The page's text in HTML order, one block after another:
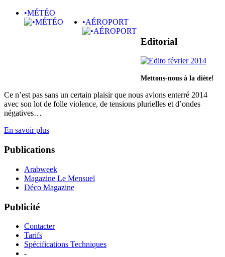
•MÉTÉO
•AÉROPORT
Editorial
Mettons-nous à la diète!
Ce n’est pas sans un certain plaisir que nous avions enterré 2014
avec son lot de folle violence, de tensions plurielles et d’ondes
négatives…
En savoir plus
Publications
Arabweek
Magazine Le Mensuel
Déco Magazine
Publicité
Contacter
Tarifs
Spécifications Techniques
-